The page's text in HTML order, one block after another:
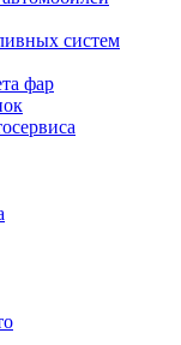
систем
фар